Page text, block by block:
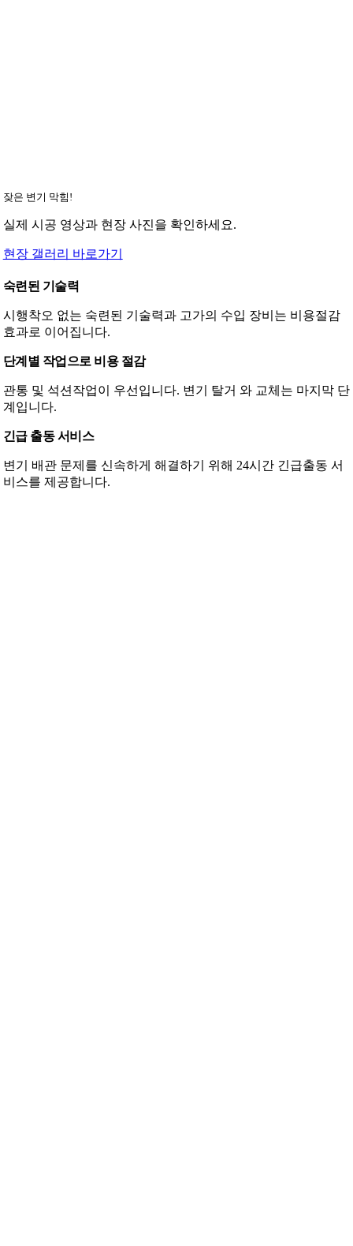
잦은 변기 막힘!
실제 시공 영상과 현장 사진을 확인하세요.
현장 갤러리 바로가기
숙련된 기술력
시행착오 없는 숙련된 기술력과 고가의 수입 장비는 비용절감
효과로 이어집니다.
단계별 작업으로 비용 절감
관통 및 석션작업이 우선입니다. 변기 탈거 와 교체는 마지막 단
계입니다.
긴급 출동 서비스
변기 배관 문제를 신속하게 해결하기 위해 24시간 긴급출동 서
비스를 제공합니다.